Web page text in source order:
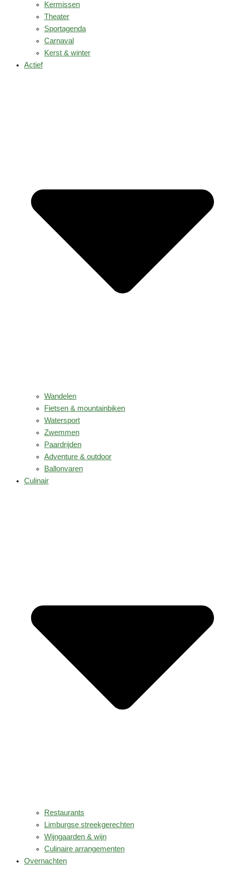
Kermissen
Theater
Sportagenda
Carnaval
Kerst & winter
Actief
Wandelen
Fietsen & mountainbiken
Watersport
Zwemmen
Paardrijden
Adventure & outdoor
Ballonvaren
Culinair
Restaurants
Limburgse streekgerechten
Wijngaarden & wijn
Culinaire arrangementen
Overnachten